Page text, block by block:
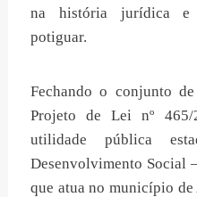
na história jurídica e
potiguar.
Fechando o conjunto
Projeto de Lei nº 465/
utilidade pública
Desenvolvimento Social
que atua no município